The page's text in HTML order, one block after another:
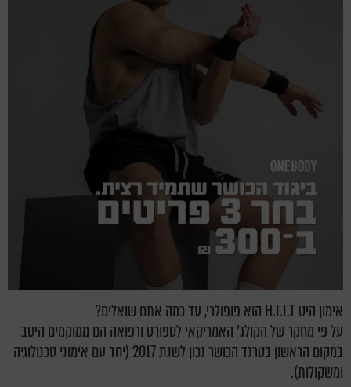
אימון היט H.I.I.T הוא פופולרי, עד כמה אתם שואלים?
על פי מחקר של הקולג' האמריקאי לספורט ורפואה הם ממוקמים היטב
במקום הראשון בטרנד הכושר נכון לשנת 2017 (יחד עם אימוני טכנולוגיה
ומשקולות).